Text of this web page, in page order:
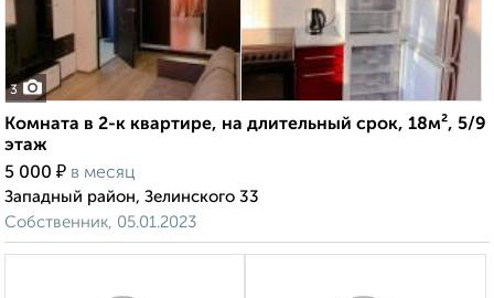
3
Комната в 2-к квартире, на длительный срок, 18м², 5/9
этаж
5 000 ₽ в месяц
Западный район, Зелинского 33
Собственник, 05.01.2023